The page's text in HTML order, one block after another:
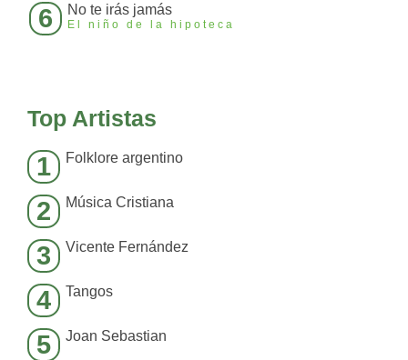
6 No te irás jamás
El niño de la hipoteca
Top Artistas
1 Folklore argentino
2 Música Cristiana
3 Vicente Fernández
4 Tangos
5 Joan Sebastian